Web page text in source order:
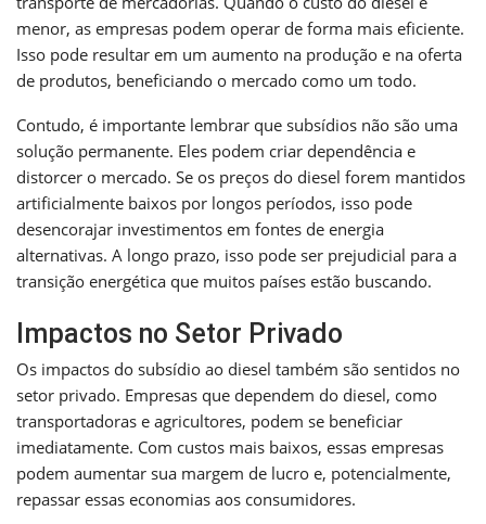
menor, as empresas podem operar de forma mais eficiente.
Isso pode resultar em um aumento na produção e na oferta
de produtos, beneficiando o mercado como um todo.
Contudo, é importante lembrar que subsídios não são uma
solução permanente. Eles podem criar dependência e
distorcer o mercado. Se os preços do diesel forem mantidos
artificialmente baixos por longos períodos, isso pode
desencorajar investimentos em fontes de energia
alternativas. A longo prazo, isso pode ser prejudicial para a
transição energética que muitos países estão buscando.
Impactos no Setor Privado
Os impactos do subsídio ao diesel também são sentidos no
setor privado. Empresas que dependem do diesel, como
transportadoras e agricultores, podem se beneficiar
imediatamente. Com custos mais baixos, essas empresas
podem aumentar sua margem de lucro e, potencialmente,
repassar essas economias aos consumidores.